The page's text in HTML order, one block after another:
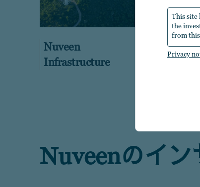
This site
the
from this
Privacy
Nuveen
Infrastructure
Nuveenのイン